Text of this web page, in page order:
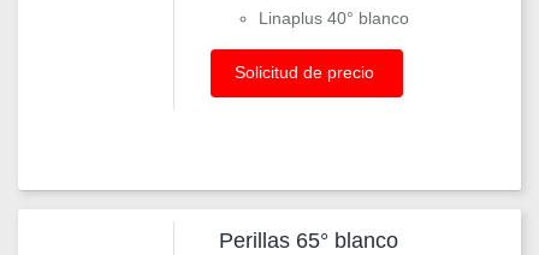
Linaplus 40° blanco
Solicitud de precio
Perillas 65° blanco